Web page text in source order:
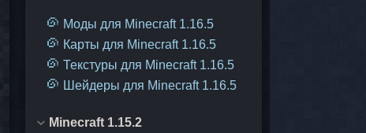
Моды для Minecraft 1.16.5
Карты для Minecraft 1.16.5
Текстуры для Minecraft 1.16.5
Шейдеры для Minecraft 1.16.5
Minecraft 1.15.2